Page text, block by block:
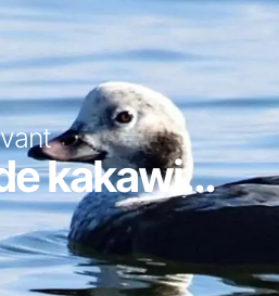
kakawi...